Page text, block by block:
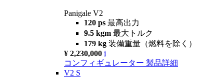
Panigale V2
120 ps 最高出力
9.5 kgm 最大トルク
179 kg 装備重量（燃料を除く）
¥ 2,230,000 i
コンフィギュレーター 製品詳細
V2 S